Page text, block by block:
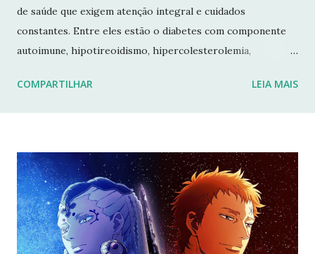
de saúde que exigem atenção integral e cuidados
constantes. Entre eles estão o diabetes com componente
autoimune, hipotireoidismo, hipercolesterolemia,
fraturas. Esses desafios têm impactado profundamente
Não posso garantir quando — ou se — retornarei. Neste
momento, minha prioridade precisa ser cuidar da minha
saúde e buscar qualidade de vida dentro das limitações que
enfrento. Quero agradecer imensamente a cada um de
vocês que esteve comigo, que leu, comentou, compartilho...
COMPARTILHAR LEIA MAIS